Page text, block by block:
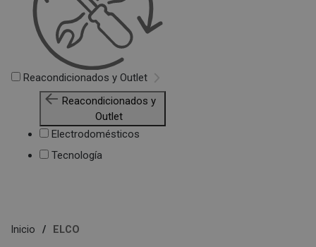
Reacondicionados y Outlet
Reacondicionados y
Outlet
Electrodomésticos
Tecnología
Inicio ELCO